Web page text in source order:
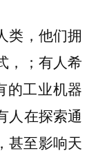
类，他们拥
，；有人希
的工业机器
人在探索通
甚至影响天